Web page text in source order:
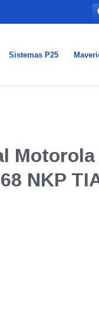
Sistemas P25
Motorola
NKP